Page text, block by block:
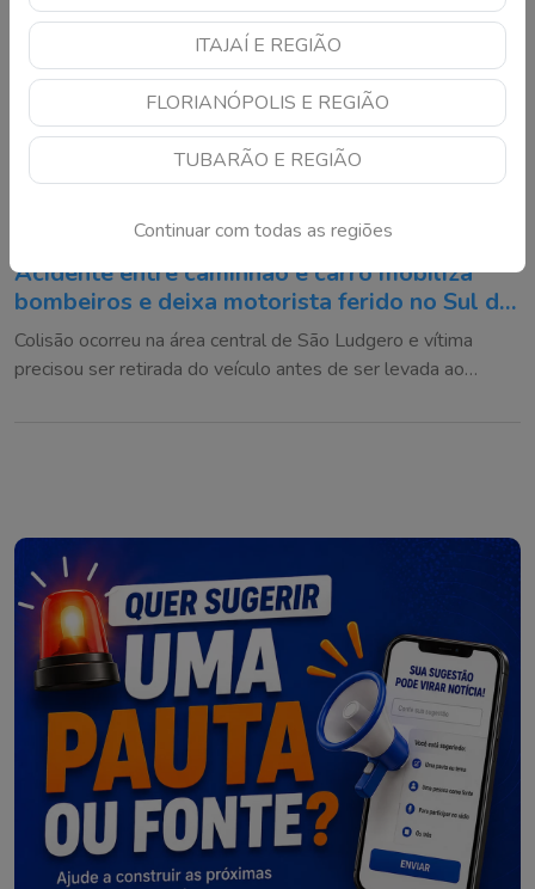
ITAJAÍ E REGIÃO
FLORIANÓPOLIS E REGIÃO
TUBARÃO E REGIÃO
Continuar com todas as regiões
Acidente entre caminhão e carro mobiliza
bombeiros e deixa motorista ferido no Sul de
SC
Colisão ocorreu na área central de São Ludgero e vítima
precisou ser retirada do veículo antes de ser levada ao